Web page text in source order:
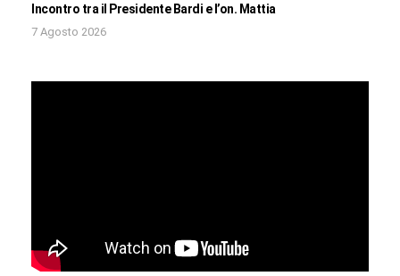
Incontro tra il Presidente Bardi e l’on. Mattia
7 Agosto 2026